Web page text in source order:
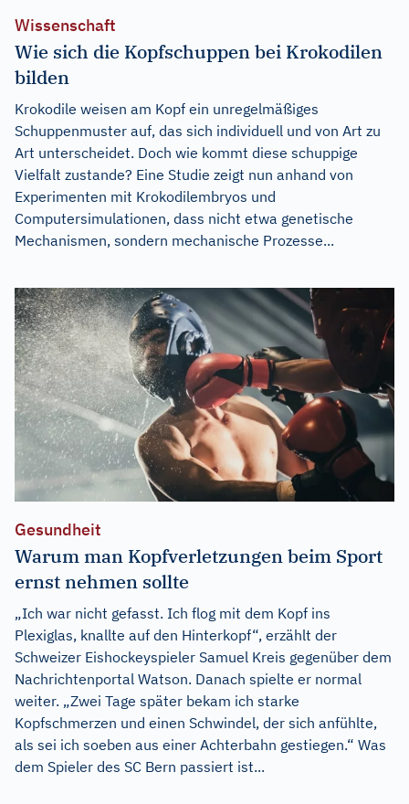
Wissenschaft
Wie sich die Kopfschuppen bei Krokodilen
bilden
Krokodile weisen am Kopf ein unregelmäßiges
Schuppenmuster auf, das sich individuell und von Art zu
Art unterscheidet. Doch wie kommt diese schuppige
Vielfalt zustande? Eine Studie zeigt nun anhand von
Experimenten mit Krokodilembryos und
Computersimulationen, dass nicht etwa genetische
Mechanismen, sondern mechanische Prozesse...
Gesundheit
Warum man Kopfverletzungen beim Sport
ernst nehmen sollte
„Ich war nicht gefasst. Ich flog mit dem Kopf ins
Plexiglas, knallte auf den Hinterkopf“, erzählt der
Schweizer Eishockeyspieler Samuel Kreis gegenüber dem
Nachrichtenportal Watson. Danach spielte er normal
weiter. „Zwei Tage später bekam ich starke
Kopfschmerzen und einen Schwindel, der sich anfühlte,
als sei ich soeben aus einer Achterbahn gestiegen.“ Was
dem Spieler des SC Bern passiert ist...